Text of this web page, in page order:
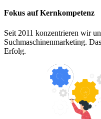
Fokus auf Kernkompetenz
Seit 2011 konzentrieren wir
Suchmaschinenmarketing.
Erfolg.